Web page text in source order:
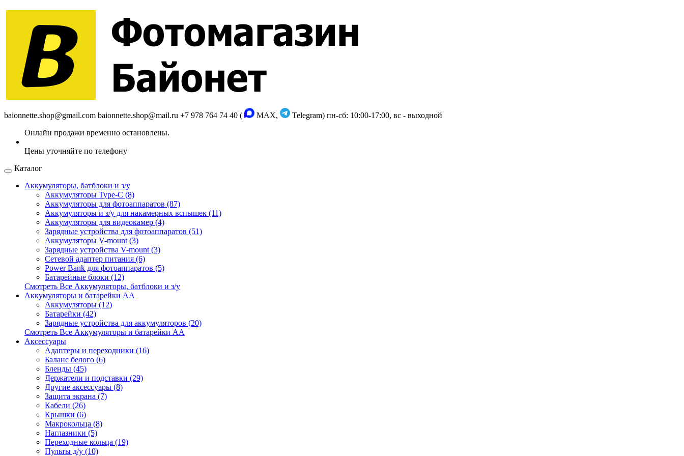
baionnette.shop@gmail.com baionnette.shop@mail.ru +7 978 764 74 40 ( MAX, Telegram) пн-сб: 10:00-17:00, вс - выходной
Каталог
Аккумуляторы, батблоки и з/у
Аккумуляторы Type-C (8)
Аккумуляторы для фотоаппаратов (87)
Аккумуляторы и з/у для накамерных вспышек (11)
Аккумуляторы для видеокамер (4)
Зарядные устройства для фотоаппаратов (51)
Аккумуляторы V-mount (3)
Зарядные устройства V-mount (3)
Сетевой адаптер питания (6)
Power Bank для фотоаппаратов (5)
Батарейные блоки (12)
Смотреть Все Аккумуляторы, батблоки и з/у
Аккумуляторы и батарейки AA
Аккумуляторы (12)
Батарейки (42)
Зарядные устройства для аккумуляторов (20)
Смотреть Все Аккумуляторы и батарейки AA
Аксессуары
Адаптеры и переходники (16)
Баланс белого (6)
Бленды (45)
Держатели и подставки (29)
Другие аксессуары (8)
Защита экрана (7)
Кабели (26)
Крышки (6)
Макрокольца (8)
Наглазники (5)
Переходные кольца (19)
Пульты д/у (10)